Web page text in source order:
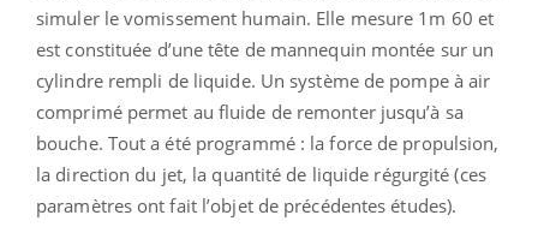
simuler le vomissement humain. Elle mesure 1m 60 et
est constituée d’une tête de mannequin montée sur un
cylindre rempli de liquide. Un système de pompe à air
comprimé permet au fluide de remonter jusqu’à sa
bouche. Tout a été programmé : la force de propulsion,
la direction du jet, la quantité de liquide régurgité (ces
paramètres ont fait l’objet de précédentes études).